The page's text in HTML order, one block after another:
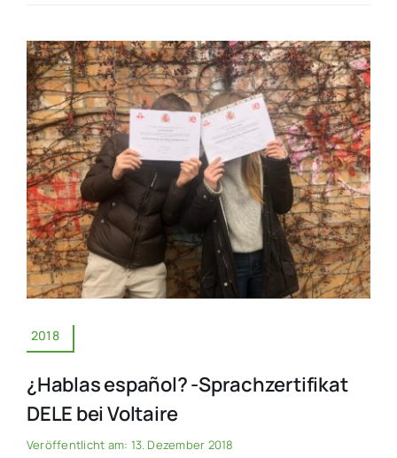
2018
¿Hablas español? -Sprachzertifikat
DELE bei Voltaire
Veröffentlicht am: 13. Dezember 2018